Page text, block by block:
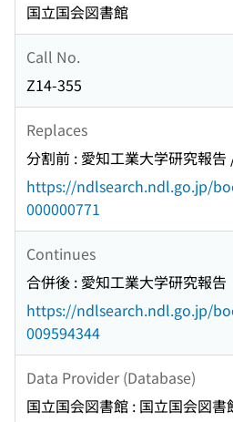
国立国会図書館
Call No.
Z14-355
Replaces
分割前 : 愛知工業大学研究報
https://ndlsearch.ndl.go.jp/
000000771
Continues
合併後 : 愛知工業大学研究報告
https://ndlsearch.ndl.go.jp/
009594344
Data Provider (Database)
国立国会図書館 : 国立国会図書